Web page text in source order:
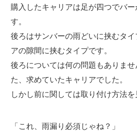
購入したキャリアは足が四つでバ
す。
後ろはサンバーの雨どいに挟むタ
アの隙間に挟むタイプです。
後ろについては何の問題もありま
た、求めていたキャリアでした。
しかし前に関しては取り付け方法を
「これ、雨漏り必須じゃね？」